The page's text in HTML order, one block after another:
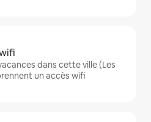
dans cette ville (Les
un accès wifi